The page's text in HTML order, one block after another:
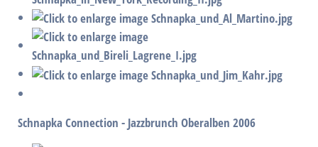
Schnapka Connection - Jazzbrunch Oberalben 2006